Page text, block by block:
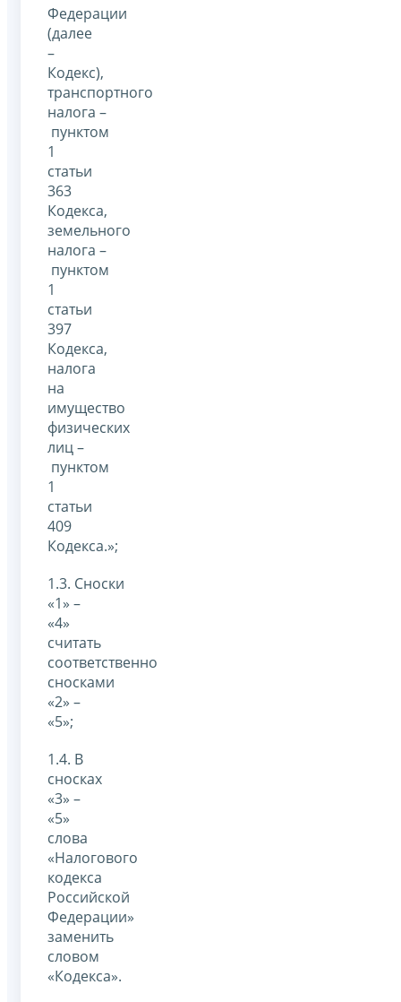
Федерации
(далее
–
Кодекс),
транспортного
налога –
пунктом
1
статьи
363
Кодекса,
земельного
налога –
пунктом
1
статьи
397
Кодекса,
налога
на
имущество
физических
лиц –
пунктом
1
статьи
409
Кодекса.»;
1.3. Сноски
«1» –
«4»
считать
соответственно
сносками
«2» –
«5»;
1.4. В
сносках
«3» –
«5»
слова
«Налогового
кодекса
Российской
Федерации»
заменить
словом
«Кодекса».